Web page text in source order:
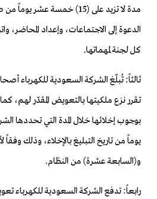
مدة لاتزيد على (15) خمسة عشر يوماً من صدور هذا القرار
الدعوة إلى الاجتماعات، وإعداد المحاضر،
كل لجنة لمهماتها.
ثالثاً: تُبلّغ الشركة السعودية للكهرباء
تقرر نزع ملكيتهابالتعويض المقدّر لهم،
بوجوب إخلائها خلال المدة التي تحددها
يوماً من تاريخ التبليغ بالإخلاء، وذلك وفقاً
و(السابعة عشرة) من النظام.
رابعاً: تدفع الشركة السعودية للكهرباء